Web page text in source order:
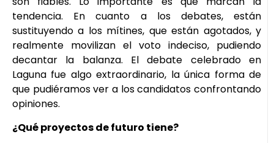
tendencia. En cuanto a los debates, están
sustituyendo a los mítines, que están agotados, y
realmente movilizan el voto indeciso, pudiendo
decantar la balanza. El debate celebrado en
Laguna fue algo extraordinario, la única forma de
que pudiéramos ver a los candidatos confrontando
opiniones.
¿Qué proyectos de futuro tiene?